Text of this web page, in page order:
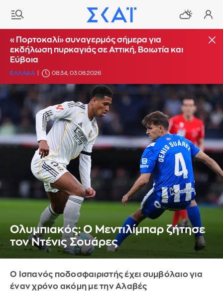
«Πορτοκαλί» συναγερμός σήμερα για
εκδήλωση πυρκαγιάς σε Αττική, Βοιωτία και
Εύβοια
ΕΛΛΑΔΑ 08:34, 03.08.2026
Ολυμπιακός: Ο Μεντιλίμπαρ ζήτησε
τον Ντένις Σουάρες
Ο Ισπανός ποδοσφαιριστής έχει συμβόλαιο για
έναν χρόνο ακόμη με την Αλαβές